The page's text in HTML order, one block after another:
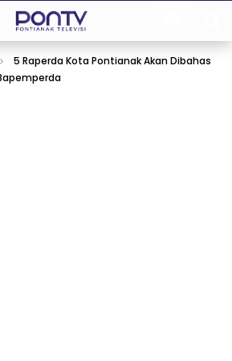
5 Raperda Kota Pontianak Akan Dibahas